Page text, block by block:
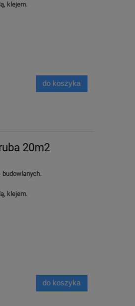
60x30
klejem.
do koszyka
20m2
budowlanych.
klejem.
do koszyka